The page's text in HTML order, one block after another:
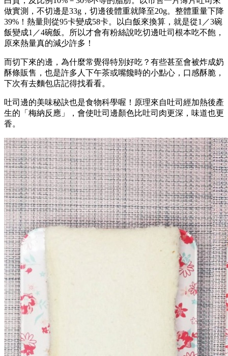
做實測，不切邊是33g，切邊後體重就降至20g。整體重量下降
39%！熱量則從95卡變成58卡。以白飯來換算，就是從1／3碗
飯變成1／4碗飯。所以才會有粉絲說吃切邊吐司根本吃不飽，
原來熱量真的減少許多！
而切下來的邊，為什麼常覺得特別好吃？有些甚至會被炸成奶
酥條販售，也是許多人下午茶或嘴饞時的小點心，口感酥脆，
下次有去麵包店記得找看看。
吐司邊的美味秘訣也是食物科學喔！原理來自吐司經加熱後產
生的「梅納反應」，會使吐司邊顏色比吐司肉更深，味道也更
香。